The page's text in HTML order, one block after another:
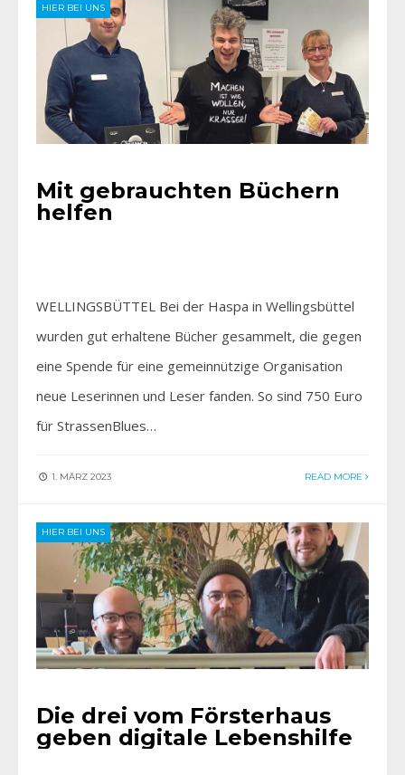
HIER BEI UNS
Mit gebrauchten Büchern
helfen
WELLINGSBÜTTEL Bei der Haspa in Wellingsbüttel
wurden gut erhaltene Bücher gesammelt, die gegen
eine Spende für eine gemeinnützige Organisation
neue Leserinnen und Leser fanden. So sind 750 Euro
für StrassenBlues…
1. MÄRZ 2023 READ MORE
HIER BEI UNS
Die drei vom Försterhaus
geben digitale Lebenshilfe